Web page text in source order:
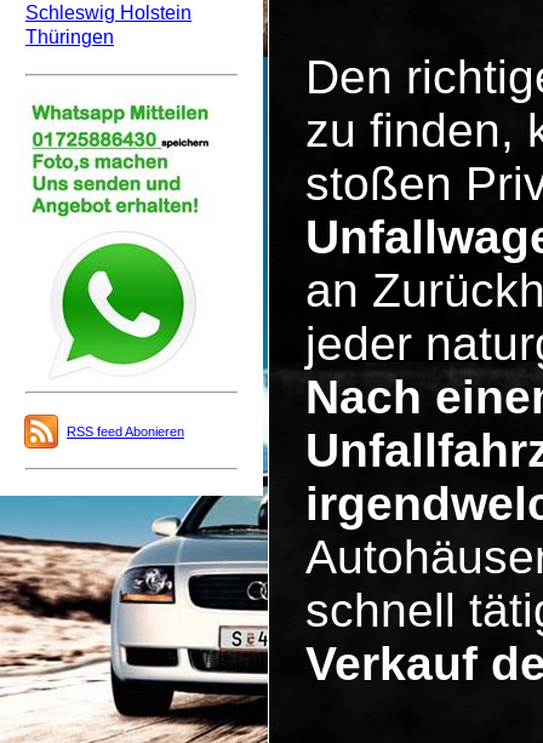
Schleswig Holstein
Thüringen
RSS feed Abonieren
Den
zu finden,
stoßen
an
jeder
Nach
schnell
Verkauf